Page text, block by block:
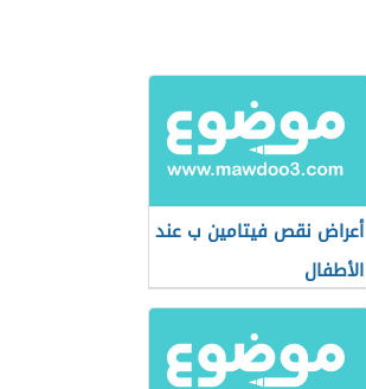
أعراض نقص فيتامين ب عند
الأطفال